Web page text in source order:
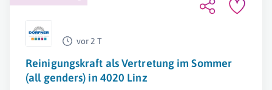
vor 2 T
Reinigungskraft als Vertretung im Sommer
(all genders) in 4020 Linz